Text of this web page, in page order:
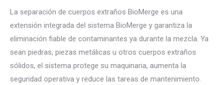
La separación de cuerpos extraños BioMerge es una
extensión integrada del sistema BioMerge y garantiza la
eliminación fiable de contaminantes ya durante la mezcla. Ya
sean piedras, piezas metálicas u otros cuerpos extraños
sólidos, el sistema protege su maquinaria, aumenta la
seguridad operativa y reduce las tareas de mantenimiento.